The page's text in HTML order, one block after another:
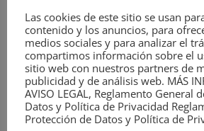
Leer Más
más
acerca
de
El
Carnaval
de
Torrelavega
se
celebrará
del
10
Las cookies de este sitio se usan
contenido y los anuncios, para
medios sociales y para analizar el
compartimos información sobre el
sitio web con nuestros partners de
publicidad y de análisis web. MÁS
AVISO LEGAL, Reglamento General
Datos y Política de Privacidad
Protección de Datos y Política de